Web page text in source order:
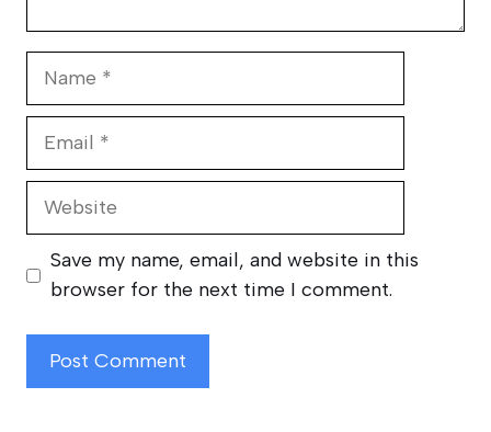
Website
Save my name, email, and website in this
browser for the next time I comment.